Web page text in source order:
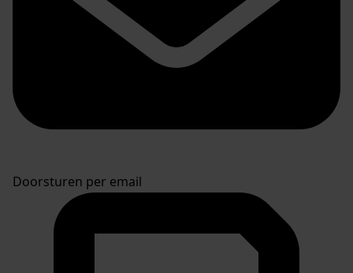
Doorsturen per email